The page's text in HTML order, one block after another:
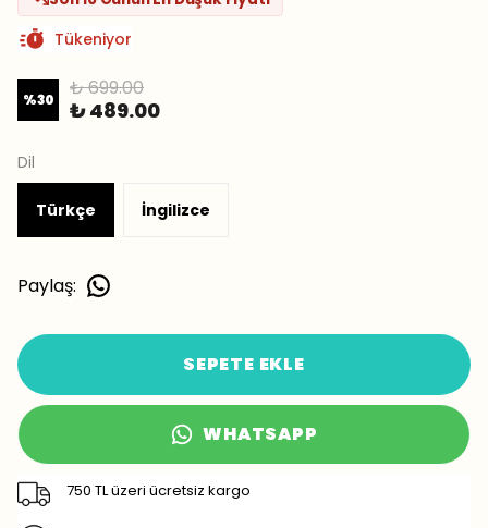
Tükeniyor
%30 ₺ 699.00
₺ 489.00
Dil
Türkçe İngilizce
Paylaş:
SEPETE EKLE
WHATSAPP
750 TL üzeri ücretsiz kargo